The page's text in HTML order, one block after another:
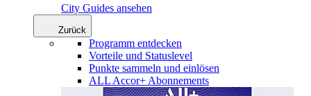
City Guides ansehen
Zurück
Programm entdecken
Vorteile und Statuslevel
Punkte sammeln und einlösen
ALL Accor+ Abonnements